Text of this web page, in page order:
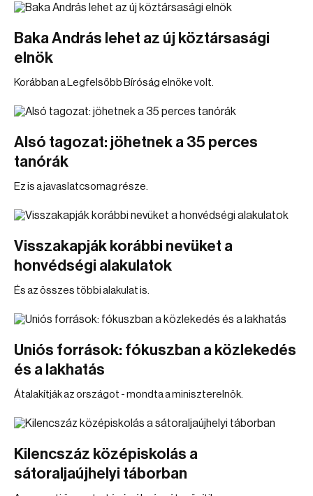
Baka András lehet az új köztársasági
elnök
Korábban a Legfelsőbb Bíróság elnöke volt.
Alsó tagozat: jöhetnek a 35 perces
tanórák
Ez is a javaslatcsomag része.
Visszakapják korábbi nevüket a
honvédségi alakulatok
És az összes többi alakulat is.
Uniós források: fókuszban a közlekedés
és a lakhatás
Átalakítják az országot - mondta a miniszterelnök.
Kilencszáz középiskolás a
sátoraljaújhelyi táborban